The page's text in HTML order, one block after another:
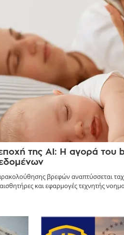
της AI: Η αγορά του
βρεφών αναπτύσσεται
και εφαρμογές τεχνητής